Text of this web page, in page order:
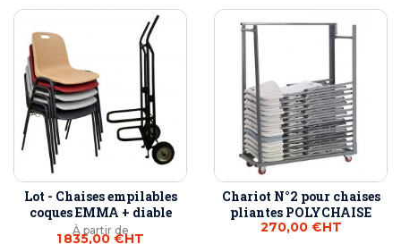
Lot - Chaises empilables
coques EMMA + diable
À partir de
1 835,00 €HT
Chariot N°2 pour chaises
pliantes POLYCHAISE
270,00 €HT